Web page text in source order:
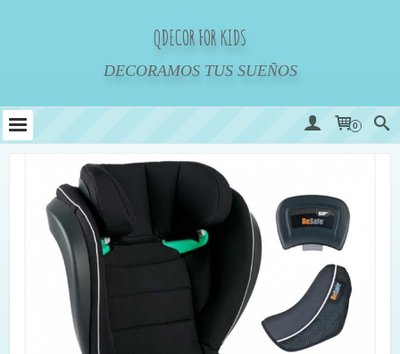
QDECOR FOR KIDS
DECORAMOS TUS SUEÑOS
0